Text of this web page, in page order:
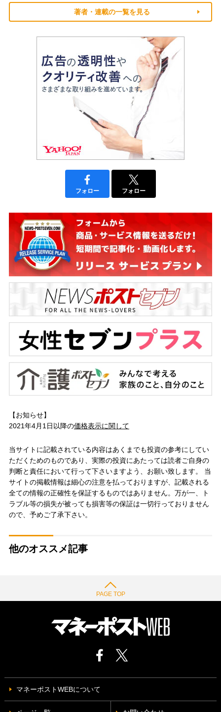
著者・連載の一覧を見る
フォロー フォロー
【お知らせ】
2021年4月1日以降の価格表示に関して
当サイトに記載されている内容はあくまでも投資の参考にしてい
ただくためのものであり、実際の投資にあたっては読者ご自身の
判断と責任において行って下さいますよう、お願い致します。 当
サイトの掲載情報は細心の注意を払っておりますが、記載される
全ての情報の正確性を保証するものではありません。万が一、ト
ラブル等の損失が被っても損害等の保証は一切行っておりません
ので、予めご了承下さい。
他のオススメ記事
PAGE TOP
マネーポストWEBについて